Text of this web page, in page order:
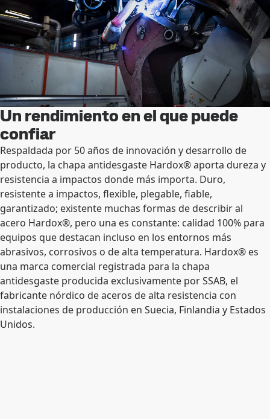
Un rendimiento en el que puede
confiar
Respaldada por 50 años de innovación y desarrollo de
producto, la chapa antidesgaste Hardox® aporta dureza y
resistencia a impactos donde más importa. Duro,
resistente a impactos, flexible, plegable, fiable,
garantizado; existente muchas formas de describir al
acero Hardox®, pero una es constante: calidad 100% para
equipos que destacan incluso en los entornos más
abrasivos, corrosivos o de alta temperatura. Hardox® es
una marca comercial registrada para la chapa
antidesgaste producida exclusivamente por SSAB, el
fabricante nórdico de aceros de alta resistencia con
instalaciones de producción en Suecia, Finlandia y Estados
Unidos.